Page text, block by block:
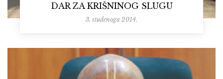
DAR ZA KRIŠNINOG SLUGU
3. studenoga 2014.